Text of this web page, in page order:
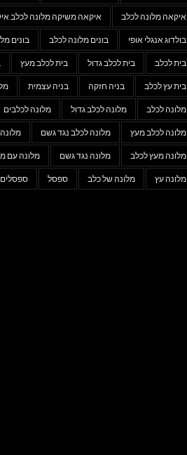
איקאה מלונה לכלב איקאה משיקה מלונה לכלב
בולדוג אנגלי אופי בונים מלונה לכלב בונים
בית לכלב בית לכלב גדול בית לכלב מעץ
בית עץ לכלב בניה חזקה בניה עצמית
מלונה לכלב מלונה לכלב גדול מלונה לכלבים
מלונה לכלב מעץ מלונה לכלב נגד גשם
מלונה מעץ לכלב מלונה נגד גשם מלונה עם
מלונה עץ מלונה של כלב ספסל ספסלים